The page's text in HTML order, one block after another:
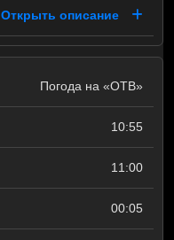
Открыть описание
Погода на «ОТВ»
10:55
11:00
00:05